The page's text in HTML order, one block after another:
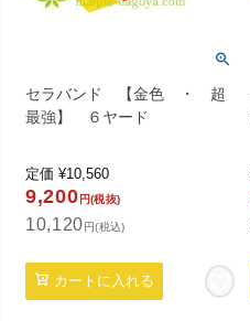
セラバンド 【金色 ・ 超
最強】 ６ヤード
定価 ¥10,560
9,200 円(税抜)
10,120 円(税込)
カートに入れる